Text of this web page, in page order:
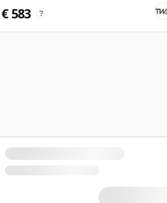
€ 583 ?